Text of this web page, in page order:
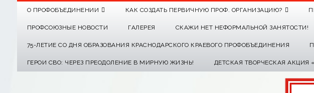
О ПРОФОБЪЕДИНЕНИИ КАК СОЗДАТЬ ПЕРВИЧНУЮ ПРОФ. ОРГАНИЗАЦИЮ?
ПРОФСОЮЗНЫЕ НОВОСТИ ГАЛЕРЕЯ СКАЖИ НЕТ НЕФОРМАЛЬНОЙ ЗАНЯТОСТИ!
75-ЛЕТИЕ СО ДНЯ ОБРАЗОВАНИЯ КРАСНОДАРСКОГО КРАЕВОГО ПРОФОБЪЕДИНЕНИЯ
ГЕРОИ СВО: ЧЕРЕЗ ПРЕОДОЛЕНИЕ В МИРНУЮ ЖИЗНЬ! ДЕТСКАЯ ТВОРЧЕСКАЯ АКЦИЯ